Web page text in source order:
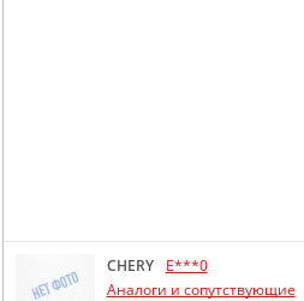
CHERY
E***0
Аналоги и сопутствующие